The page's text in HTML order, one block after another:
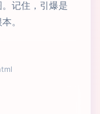
记住，引爆是
。